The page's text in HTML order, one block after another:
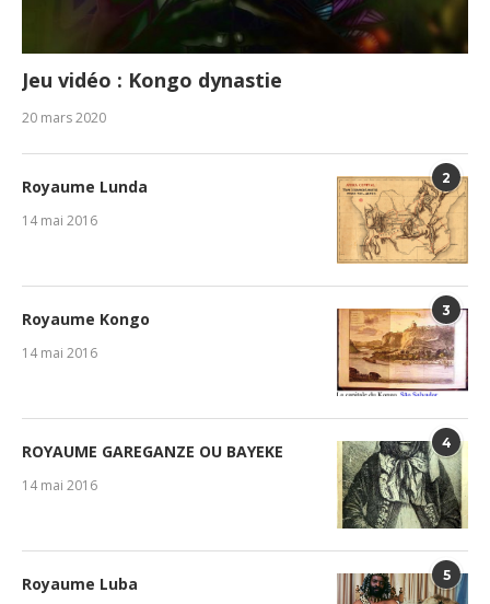
Jeu vidéo : Kongo dynastie
20 mars 2020
2
Royaume Lunda
14 mai 2016
3
Royaume Kongo
14 mai 2016
4
ROYAUME GAREGANZE OU BAYEKE
14 mai 2016
5
Royaume Luba